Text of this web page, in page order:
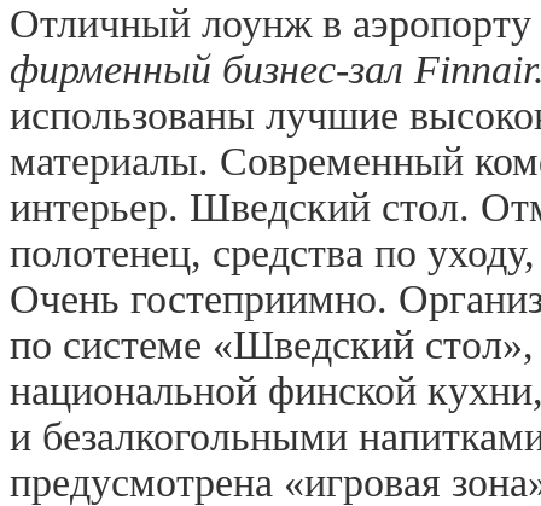
Отличный лоунж в
фирменный бизнес-зал
использованы лучшие
материалы. Современный
интерьер. Шведский стол.
полотенец, средства по
Очень гостеприимно.
по системе «Шведский
национальной финской
и безалкогольными
предусмотрена «игровая